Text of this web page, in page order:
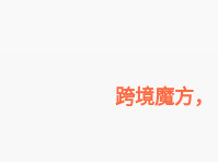
跨境魔方，